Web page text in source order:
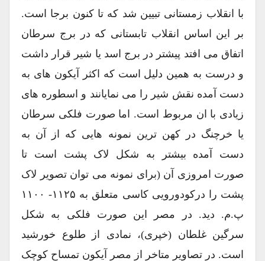
با انقلاب زمستانی تبیین شد که تا کنون برجا است.
بر این اساس انقلاب تابستانی که در برج سرطان
اتفاق می افتد پیشتر در برج اسد یا شیر قرار داشت
و درست به همین دلیل است که اکثر آیکون های به
دست آمده نقش شیر را می نمایانند و اسطوره های
زیادی با ان مربوط است. اما صورت فلکی سرطان
یا خرچنگ در کهن ترین نمونه هایی که از آن به
دست آمده بیشتر به شکل لاک پشت است تا
صورت امروزی آن (برای نمونه می توان تصویر لاک
پشت را درکودورویی کاسی متعلق به ۱۱۲۵- ۱۱۰۰
پ.م. دید. در مصر این صورت فلکی به شکل
سرگین غلطان (خپری)، نمادی از طلوع خورشید
است. در تصاویر متاخر از مصر آیکون تمساح کوچک